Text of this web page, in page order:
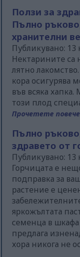
Ползи за
Пълно
хранителни
Публикувано: 13
Нектарините са
лятно
кора осигурява
във всяка
този плод
Прочетете
Пълно
здравето от
Публикувано: 13
Горчицата е
подправка за
растение е
яркожълтата
семенца в
предлага
хора никога не